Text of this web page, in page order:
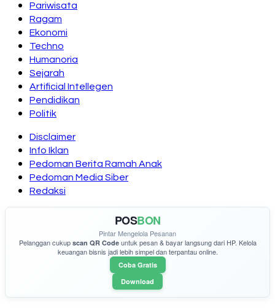
Pariwisata
Ragam
Ekonomi
Techno
Humanoria
Sejarah
Artificial Intellegen
Pendidikan
Politik
Disclaimer
Info Iklan
Pedoman Berita Ramah Anak
Pedoman Media Siber
Redaksi
POSBON
Pintar Mengelola Pesanan
Pelanggan cukup scan QR Codeuntuk pesan & bayar langsung dari HP. Kelola
keuangan bisnis jadi lebih simpel dan terpantau online.
Coba Gratis
Download